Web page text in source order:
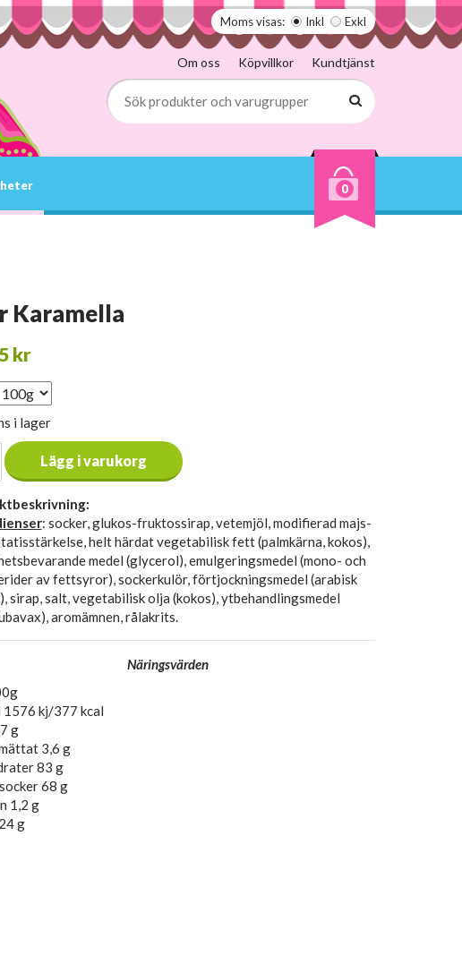
Moms visas: Inkl Exkl
Om oss Köpvillkor Kundtjänst
0
Karamella
kr
i lager
Lägg i varukorg
: socker, glukos-fruktossirap, vetemjöl, modifierad majs-
helt härdat vegetabilisk fett (palmkärna, kokos),
medel (glycerol), emulgeringsmedel (mono- och
av fettsyror), sockerkulör, förtjockningsmedel (arabisk
sirap, salt, vegetabilisk olja (kokos), ytbehandlingsmedel
aromämnen, rålakrits.
Näringsvärden
1576 kj/377 kcal
g
3,6 g
83 g
68 g
1,2 g
g